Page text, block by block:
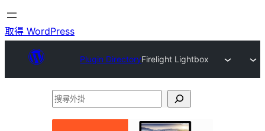
要
內
取得 WordPress
Plugin DirectoryFirelight Lightbox
搜